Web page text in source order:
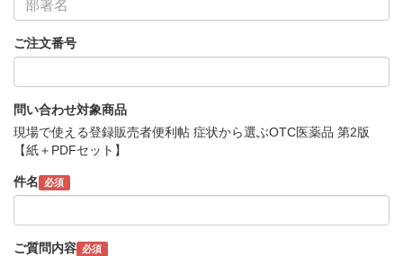
ご注文番号
問い合わせ対象商品
現場で使える登録販売者便利帖 症状から選ぶOTC医薬品 第2版
【紙＋PDFセット】
件名 必須
ご質問内容 必須